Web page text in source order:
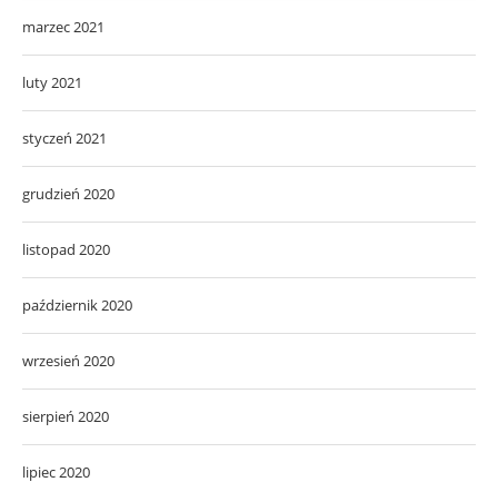
marzec 2021
luty 2021
styczeń 2021
grudzień 2020
listopad 2020
październik 2020
wrzesień 2020
sierpień 2020
lipiec 2020